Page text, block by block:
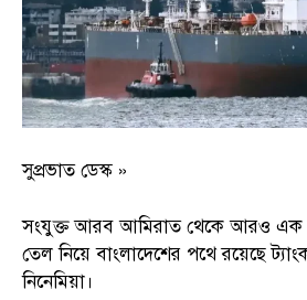
সুপ্রভাত ডেস্ক »
সংযুক্ত আরব আমিরাত থেকে আরও এক
তেল নিয়ে বাংলাদেশের পথে রয়েছে
নিনেমিয়া।